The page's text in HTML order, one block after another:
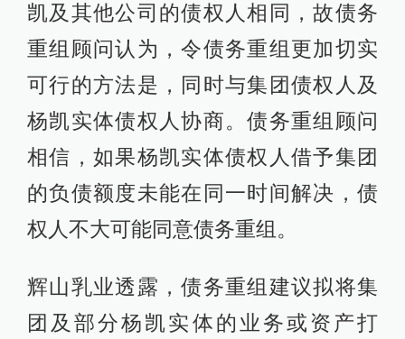
凯及其他公司的债权人相同，故债务
重组顾问认为，令债务重组更加切实
可行的方法是，同时与集团债权人及
杨凯实体债权人协商。债务重组顾问
相信，如果杨凯实体债权人借予集团
的负债额度未能在同一时间解决，债
权人不大可能同意债务重组。
辉山乳业透露，债务重组建议拟将集
团及部分杨凯实体的业务或资产打